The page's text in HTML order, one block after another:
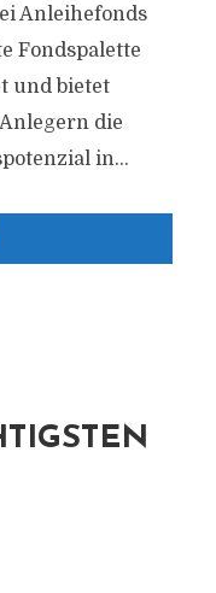
Anleihefonds
Fondspalette
und bietet
die
in...